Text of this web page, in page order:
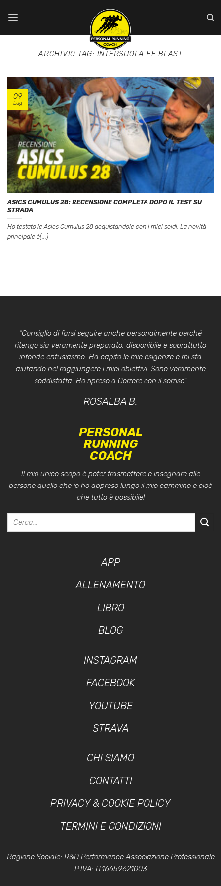
ARCHIVIO TAG: INTERSUOLA FF BLAST
ASICS CUMULUS 28: RECENSIONE COMPLETA DOPO IL TEST SU
STRADA
Ho testato le Asics Cumulus 28 acquistandole con i miei soldi. La novità
principale è(...)
09
Lug
“Consiglio di farsi seguire anche personalmente perché
ritengo sia veramente preparato, disponibile e soprattutto
infonde entusiasmo. Ha capito le mie esigenze e mi sta
aiutando nel raggiungere i miei obiettivi. Sono veramente
soddisfatta. Ho ripreso a Correre con il sorriso”
ROSALBA B.
PERSONAL
RUNNING
COACH
Il mio unico scopo è poter trasmettere e insegnare alle
persone quello che io ho appreso lungo il mio cammino e cioè
che tutto è possibile!
APP
ALLENAMENTO
LIBRO
BLOG
INSTAGRAM
FACEBOOK
YOUTUBE
STRAVA
CHI SIAMO
CONTATTI
PRIVACY & COOKIE POLICY
TERMINI E CONDIZIONI
Ragione Sociale: R&D Performance Associazione Professionale
P.IVA: IT16659621003